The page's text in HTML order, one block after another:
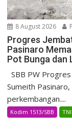
8 August 2026
Progres
Pasinaro
Pot Bunga dan
SBB PW
Sumeith
perkembangan....
Kodim 1513/SBB